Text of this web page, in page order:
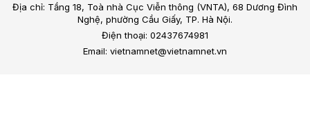
Địa chỉ: Tầng 18, Toà nhà Cục Viễn thông (VNTA), 68 Dương Đình
Nghệ, phường Cầu Giấy, TP. Hà Nội.
Điện thoại: 02437674981
Email: vietnamnet@vietnamnet.vn